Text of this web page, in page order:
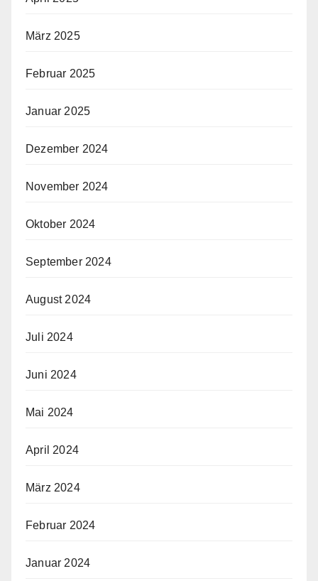
März 2025
Februar 2025
Januar 2025
Dezember 2024
November 2024
Oktober 2024
September 2024
August 2024
Juli 2024
Juni 2024
Mai 2024
April 2024
März 2024
Februar 2024
Januar 2024